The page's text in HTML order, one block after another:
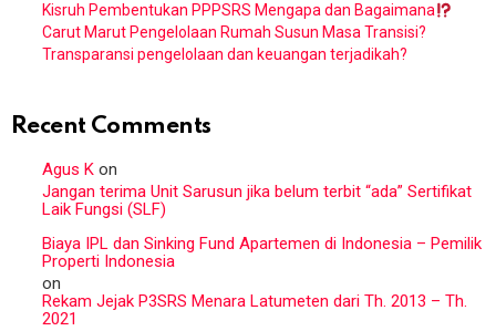
Kisruh Pembentukan PPPSRS Mengapa dan Bagaimana
Carut Marut Pengelolaan Rumah Susun Masa Transisi?
Transparansi pengelolaan dan keuangan terjadikah?
Recent Comments
Agus K on
Jangan terima Unit Sarusun jika belum terbit “ada” Sertifikat
Laik Fungsi (SLF)
Biaya IPL dan Sinking Fund Apartemen di Indonesia – Pemilik
Properti Indonesia
on
Rekam Jejak P3SRS Menara Latumeten dari Th. 2013 – Th.
2021